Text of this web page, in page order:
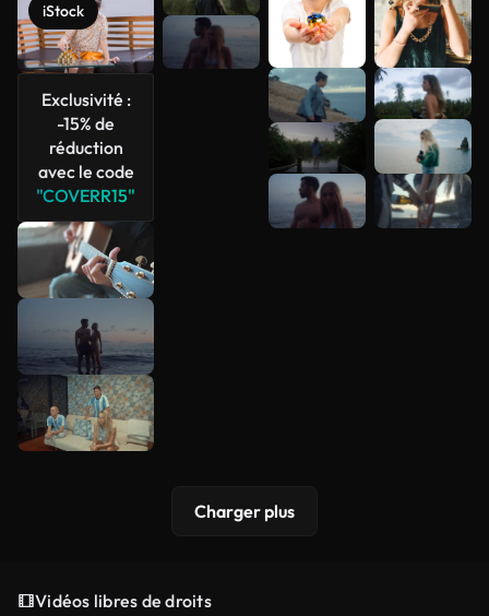
iStock
Exclusivité :
-15% de
réduction
avec le code
"COVERR15"
Voir plus
Charger plus
Vidéos libres de droits